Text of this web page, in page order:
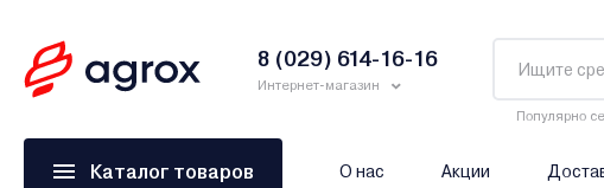
8 (029) 614-16-16
Интернет-магазин
Популярно
Каталог товаров О нас Акции